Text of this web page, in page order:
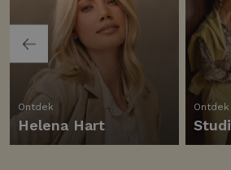
Ontdek
Helena Hart
Ontdek